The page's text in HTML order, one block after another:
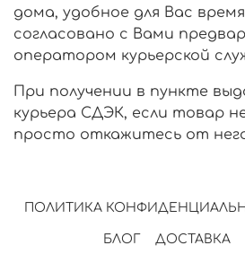
дома, удобное для Вас
согласовано с Вами
оператором курьерской
При получении в пункте
курьера СДЭК, если товар
просто откажитесь от
ПОЛИТИКА
БЛОГ ДОСТАВКА